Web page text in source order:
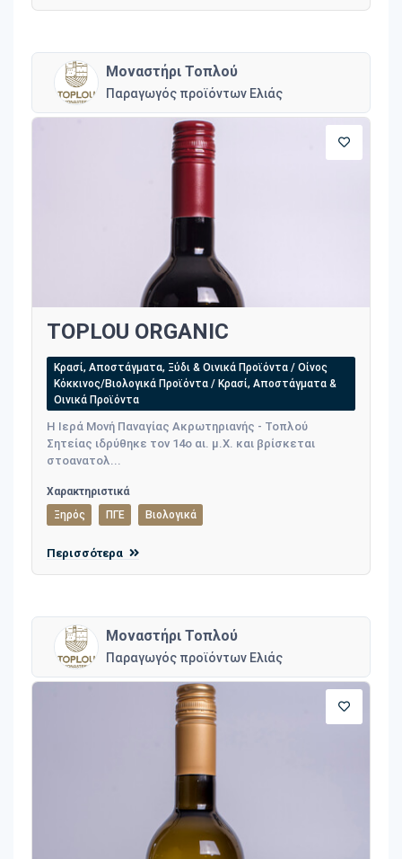
Μοναστήρι Τοπλού
Παραγωγός προϊόντων Ελιάς
TOPLOU ORGANIC
Κρασί, Αποστάγματα, Ξύδι & Οινικά Προϊόντα / Οίνος
Κόκκινος/Βιολογικά Προϊόντα / Κρασί, Αποστάγματα &
Οινικά Προϊόντα
Η Ιερά Μονή Παναγίας Ακρωτηριανής - Τοπλού
Σητείας ιδρύθηκε τον 14ο αι. μ.Χ. και βρίσκεται
στοανατολ...
Χαρακτηριστικά
Ξηρός
ΠΓΕ Βιολογικά
Περισσότερα
Μοναστήρι Τοπλού
Παραγωγός προϊόντων Ελιάς